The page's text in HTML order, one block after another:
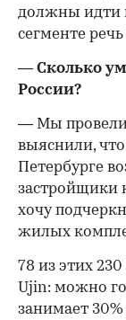
должны идти
сегменте
— Сколько
России?
— Мы провели
выяснили, что
Петербурге
застройщики
хочу
жилых
78 из этих
Ujin: можно
занимает